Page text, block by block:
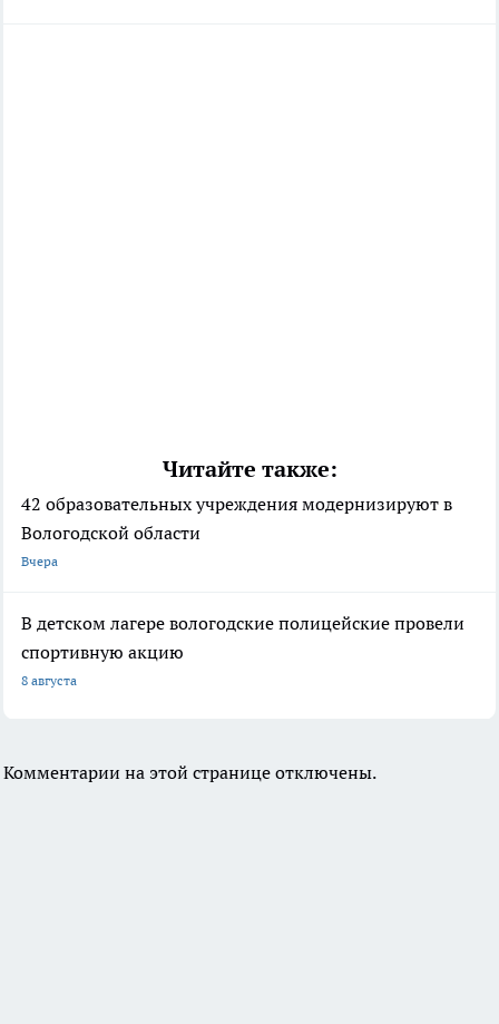
Читайте также:
42 образовательных учреждения модернизируют в
Вологодской области
Вчера
В детском лагере вологодские полицейские провели
спортивную акцию
8 августа
Комментарии на этой странице отключены.